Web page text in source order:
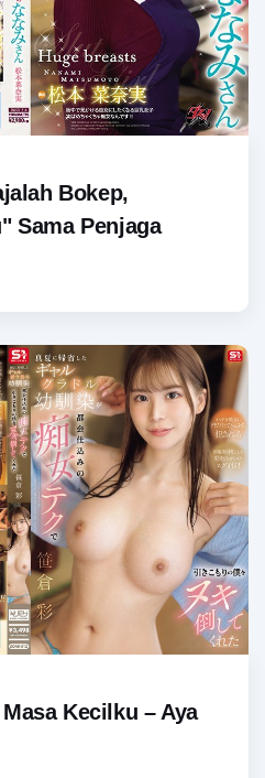
Bokep,
Sama Penjaga
Kecilku – Aya